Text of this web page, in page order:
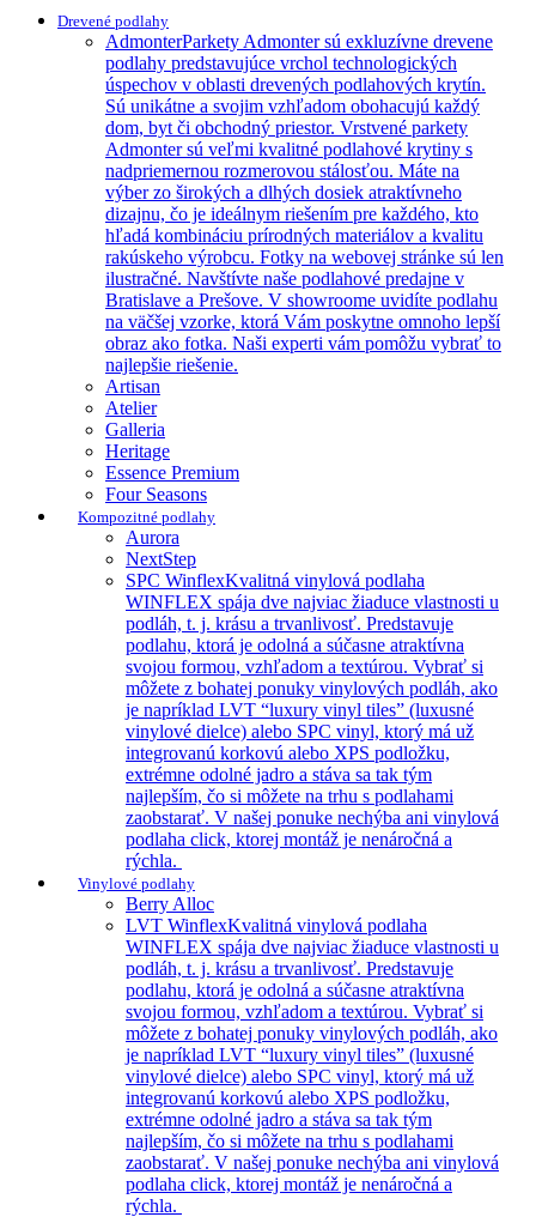
Drevené podlahy
AdmonterParkety Admonter sú exkluzívne drevene
podlahy predstavujúce vrchol technologických
úspechov v oblasti drevených podlahových krytín.
Sú unikátne a svojim vzhľadom obohacujú každý
dom, byt či obchodný priestor. Vrstvené parkety
Admonter sú veľmi kvalitné podlahové krytiny s
nadpriemernou rozmerovou stálosťou. Máte na
výber zo širokých a dlhých dosiek atraktívneho
dizajnu, čo je ideálnym riešením pre každého, kto
hľadá kombináciu prírodných materiálov a kvalitu
rakúskeho výrobcu. Fotky na webovej stránke sú len
ilustračné. Navštívte naše podlahové predajne v
Bratislave a Prešove. V showroome uvidíte podlahu
na väčšej vzorke, ktorá Vám poskytne omnoho lepší
obraz ako fotka. Naši experti vám pomôžu vybrať to
najlepšie riešenie.
Artisan
Atelier
Galleria
Heritage
Essence Premium
Four Seasons
Kompozitné podlahy
Aurora
NextStep
SPC WinflexKvalitná vinylová podlaha
WINFLEX spája dve najviac žiaduce vlastnosti u
podláh, t. j. krásu a trvanlivosť. Predstavuje
podlahu, ktorá je odolná a súčasne atraktívna
svojou formou, vzhľadom a textúrou. Vybrať si
môžete z bohatej ponuky vinylových podláh, ako
je napríklad LVT “luxury vinyl tiles” (luxusné
vinylové dielce) alebo SPC vinyl, ktorý má už
integrovanú korkovú alebo XPS podložku,
extrémne odolné jadro a stáva sa tak tým
najlepším, čo si môžete na trhu s podlahami
zaobstarať. V našej ponuke nechýba ani vinylová
podlaha click, ktorej montáž je nenáročná a
rýchla.
Vinylové podlahy
Berry Alloc
LVT WinflexKvalitná vinylová podlaha
WINFLEX spája dve najviac žiaduce vlastnosti u
podláh, t. j. krásu a trvanlivosť. Predstavuje
podlahu, ktorá je odolná a súčasne atraktívna
svojou formou, vzhľadom a textúrou. Vybrať si
môžete z bohatej ponuky vinylových podláh, ako
je napríklad LVT “luxury vinyl tiles” (luxusné
vinylové dielce) alebo SPC vinyl, ktorý má už
integrovanú korkovú alebo XPS podložku,
extrémne odolné jadro a stáva sa tak tým
najlepším, čo si môžete na trhu s podlahami
zaobstarať. V našej ponuke nechýba ani vinylová
podlaha click, ktorej montáž je nenáročná a
rýchla.